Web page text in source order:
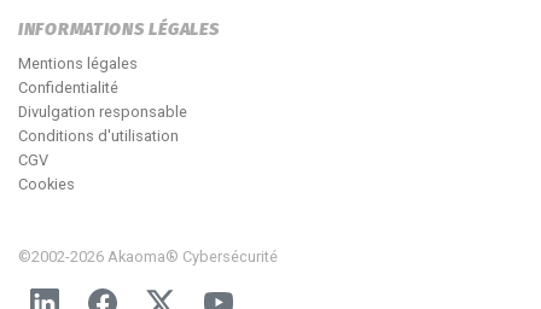
INFORMATIONS LÉGALES
Mentions légales
Confidentialité
Divulgation responsable
Conditions d'utilisation
CGV
Cookies
©2002-2026 Akaoma® Cybersécurité